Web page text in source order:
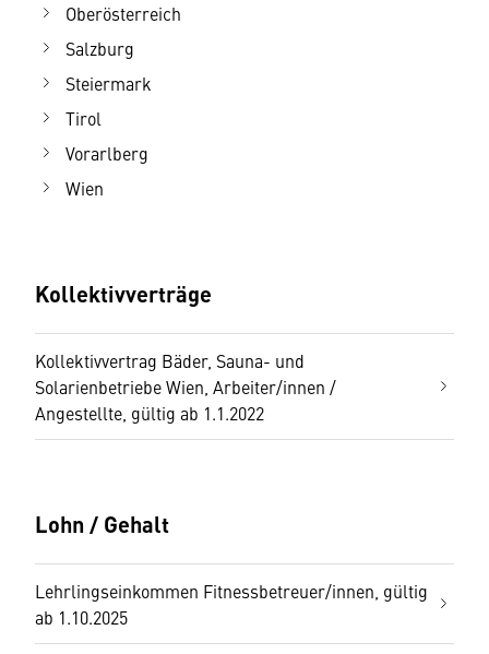
Oberösterreich
Salzburg
Steiermark
Tirol
Vorarlberg
Wien
Kollektivverträge
Kollektivvertrag Bäder, Sauna- und
Solarienbetriebe Wien, Arbeiter/innen /
Angestellte, gültig ab 1.1.2022
Lohn / Gehalt
Lehrlingseinkommen Fitnessbetreuer/innen, gültig
ab 1.10.2025